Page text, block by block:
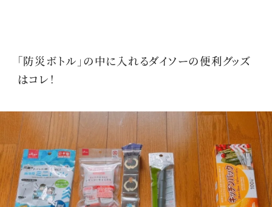
「防災ボトル」の中に入れるダイソーの便利グッズ
はコレ！